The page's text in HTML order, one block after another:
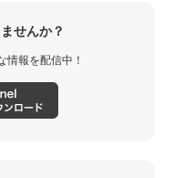
せんか？
情報を配信中！